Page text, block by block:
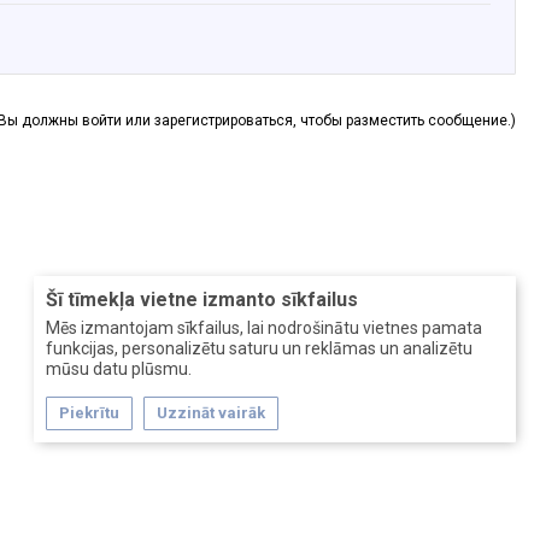
Šī tīmekļa vietne izmanto sīkfailus
Mēs izmantojam sīkfailus, lai nodrošinātu vietnes pamata
funkcijas, personalizētu saturu un reklāmas un analizētu
mūsu datu plūsmu.
Piekrītu Uzzināt vairāk
должны войти или зарегистрироваться, чтобы разместить сообщение.)